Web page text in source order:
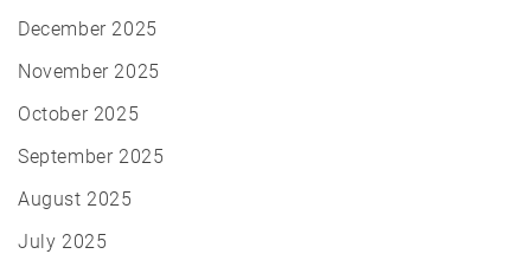
December 2025
November 2025
October 2025
September 2025
August 2025
July 2025